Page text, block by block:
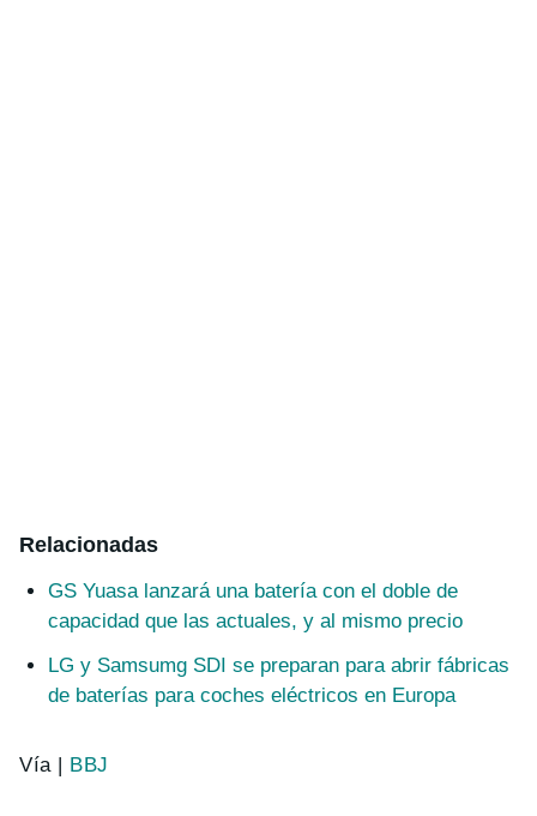
Relacionadas
GS Yuasa lanzará una batería con el doble de
capacidad que las actuales, y al mismo precio
LG y Samsumg SDI se preparan para abrir fábricas
de baterías para coches eléctricos en Europa
Vía | BBJ